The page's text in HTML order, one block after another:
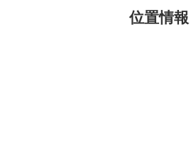
位置情報